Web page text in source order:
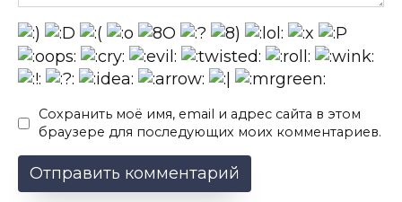
Сохранить моё имя, email и адрес сайта в этом
браузере для последующих моих комментариев.